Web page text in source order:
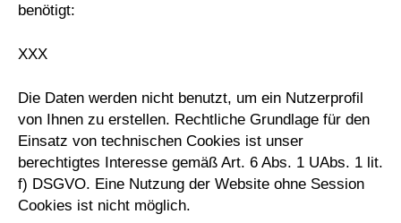
benötigt:
XXX
Die Daten werden nicht benutzt, um ein Nutzerprofil
von Ihnen zu erstellen. Rechtliche Grundlage für den
Einsatz von technischen Cookies ist unser
berechtigtes Interesse gemäß Art. 6 Abs. 1 UAbs. 1 lit.
f) DSGVO. Eine Nutzung der Website ohne Session
Cookies ist nicht möglich.